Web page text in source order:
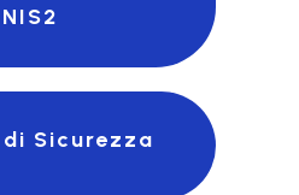
NIS2
Sicurezza